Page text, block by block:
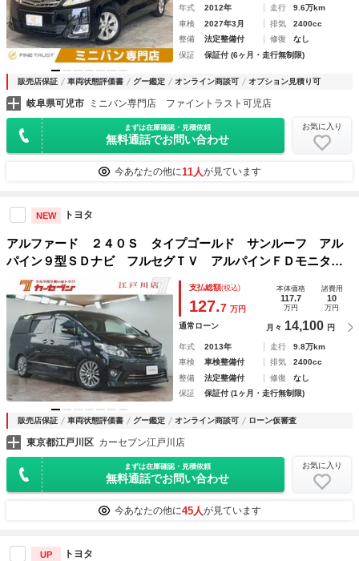
年式 2012年 走行
9.6万km
車検
2027年3月 排気
2400cc
整備
法定整備付 修復
なし
保証
保証付 (6ヶ月・走行無制限)
販売店保証 車両状態評価書 グー鑑定 オンライン商談可 オプション見積り可
岐阜県可児市 ミニバン専門店 ファイントラスト可児店
まずは在庫確認・見積依頼
無料通話でお問い合わせ
お気に入り
今あなたの他に11人が見ています
NEW トヨタ
アルファード ２４０Ｓ タイプゴールド サンルーフ アル
パイン９型ＳＤナビ フルセグＴＶ アルパインＦＤモニタ
ー ＨＫＳ車高調 両側パワースライドドア パワーバックド
ア 純正１８ＡＷ ハーフレザー ソナーセンサー アドミレ
ーションマフラー
支払総額(税込)
127.7 万円
本体価格
117.7
万円
諸費用
10
万円
通常ローン 月々 14,100 円
年式 2013年 走行
9.8万km
車検
車検整備付 排気
2400cc
整備
法定整備付 修復
なし
保証
保証付 (1ヶ月・走行無制限)
販売店保証 車両状態評価書 グー鑑定 オンライン商談可 ローン仮審査
東京都江戸川区 カーセブン江戸川店
まずは在庫確認・見積依頼
無料通話でお問い合わせ
お気に入り
今あなたの他に45人が見ています
UP トヨタ